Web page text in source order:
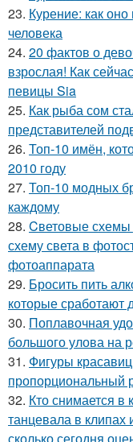
23. Курение: как
человека
24. 20 фактов о
взрослая! Как
певицы Sia
25. Как рыба сом
представителей
26. Топ-10 имён,
2010 году
27. Топ-10 модных
каждому
28. Cветовые схемы
схему света в
фотоаппарата
29. Бросить пить
которые сработают
30. Поплавочная
большого улова на
31. Фигуры
пропорциональный
32. Кто снимается в
танцевала в